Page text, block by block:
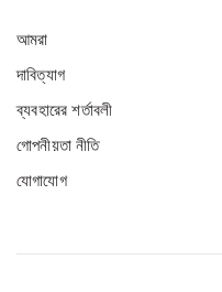
আমরা
দাবিত্যাগ
ব্যবহারের শর্তাবলী
গোপনীয়তা নীতি
যোগাযোগ